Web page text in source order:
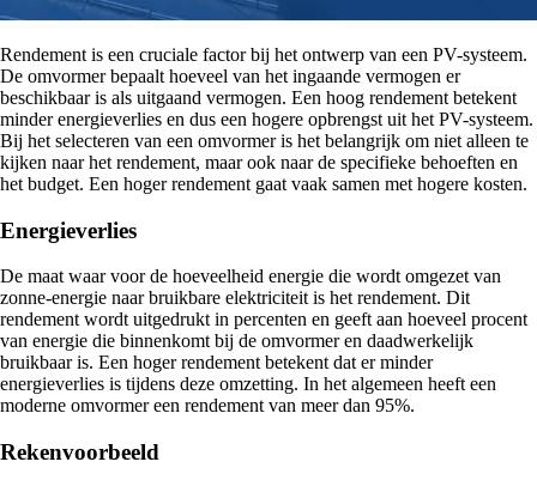
Rendement is een cruciale factor bij het ontwerp van een PV-systeem.
De omvormer bepaalt hoeveel van het ingaande vermogen er
beschikbaar is als uitgaand vermogen. Een hoog rendement betekent
minder energieverlies en dus een hogere opbrengst uit het PV-systeem.
Bij het selecteren van een omvormer is het belangrijk om niet alleen te
kijken naar het rendement, maar ook naar de specifieke behoeften en
het budget. Een hoger rendement gaat vaak samen met hogere kosten.
Energieverlies
De maat waar voor de hoeveelheid energie die wordt omgezet van
zonne-energie naar bruikbare elektriciteit is het rendement. Dit
rendement wordt uitgedrukt in percenten en geeft aan hoeveel procent
van energie die binnenkomt bij de omvormer en daadwerkelijk
bruikbaar is. Een hoger rendement betekent dat er minder
energieverlies is tijdens deze omzetting. In het algemeen heeft een
moderne omvormer een rendement van meer dan 95%.
Rekenvoorbeeld